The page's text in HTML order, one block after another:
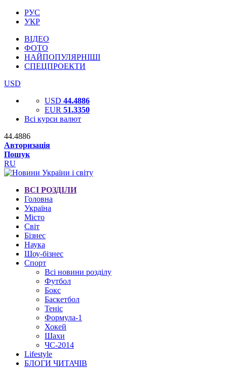
РУС
УКР
ВІДЕО
ФОТО
НАЙПОПУЛЯРНІШІ
СПЕЦПРОЕКТИ
USD
USD 44.4886
EUR 51.3350
Всі курси валют
44.4886
Авторизація
Пошук
RU
ВСІ РОЗДІЛИ
Головна
Україна
Місто
Світ
Бізнес
Наука
Шоу-бізнес
Спорт
Всі новини розділу
Футбол
Бокс
Баскетбол
Теніс
Формула-1
Хокей
Шахи
ЧС-2014
Lifestyle
БЛОГИ ЧИТАЧІВ